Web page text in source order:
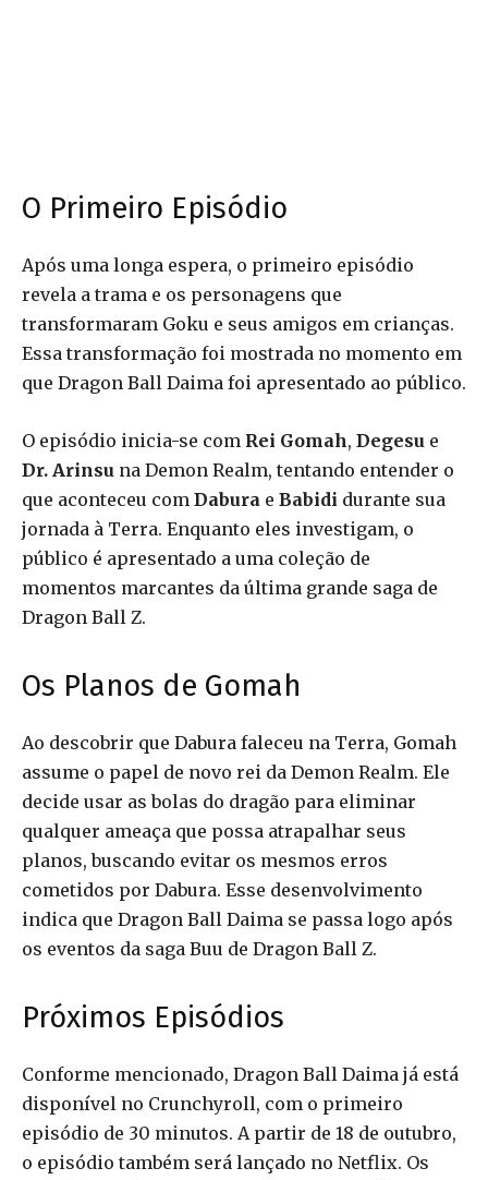
O Primeiro Episódio
Após uma longa espera, o primeiro episódio
revela a trama e os personagens que
transformaram Goku e seus amigos em crianças.
Essa transformação foi mostrada no momento em
que Dragon Ball Daima foi apresentado ao público.
O episódio inicia-se com Rei Gomah, Degesu e
Dr. Arinsu na Demon Realm, tentando entender o
que aconteceu com Dabura e Babidi durante sua
jornada à Terra. Enquanto eles investigam, o
público é apresentado a uma coleção de
momentos marcantes da última grande saga de
Dragon Ball Z.
Os Planos de Gomah
Ao descobrir que Dabura faleceu na Terra, Gomah
assume o papel de novo rei da Demon Realm. Ele
decide usar as bolas do dragão para eliminar
qualquer ameaça que possa atrapalhar seus
planos, buscando evitar os mesmos erros
cometidos por Dabura. Esse desenvolvimento
indica que Dragon Ball Daima se passa logo após
os eventos da saga Buu de Dragon Ball Z.
Próximos Episódios
Conforme mencionado, Dragon Ball Daima já está
disponível no Crunchyroll, com o primeiro
episódio de 30 minutos. A partir de 18 de outubro,
o episódio também será lançado no Netflix. Os